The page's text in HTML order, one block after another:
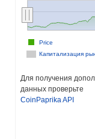
Капитализация
Price
Для получения
данных проверьте
CoinPaprika API